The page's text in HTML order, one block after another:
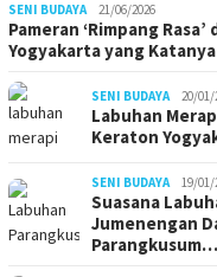
SENI BUDAYA 21/06/2026
Pameran ‘Rimpang
Yogyakarta yang
SENI BUDAYA 20/01/
Labuhan
Keraton
SENI BUDAYA 19/01/
Suasana
Jumenengan
Parangkusum…